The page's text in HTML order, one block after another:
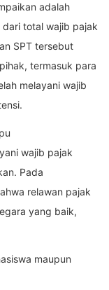
adalah
total wajib pajak
SPT tersebut
termasuk para
melayani wajib
wajib pajak
Pada
relawan pajak
yang baik,
maupun